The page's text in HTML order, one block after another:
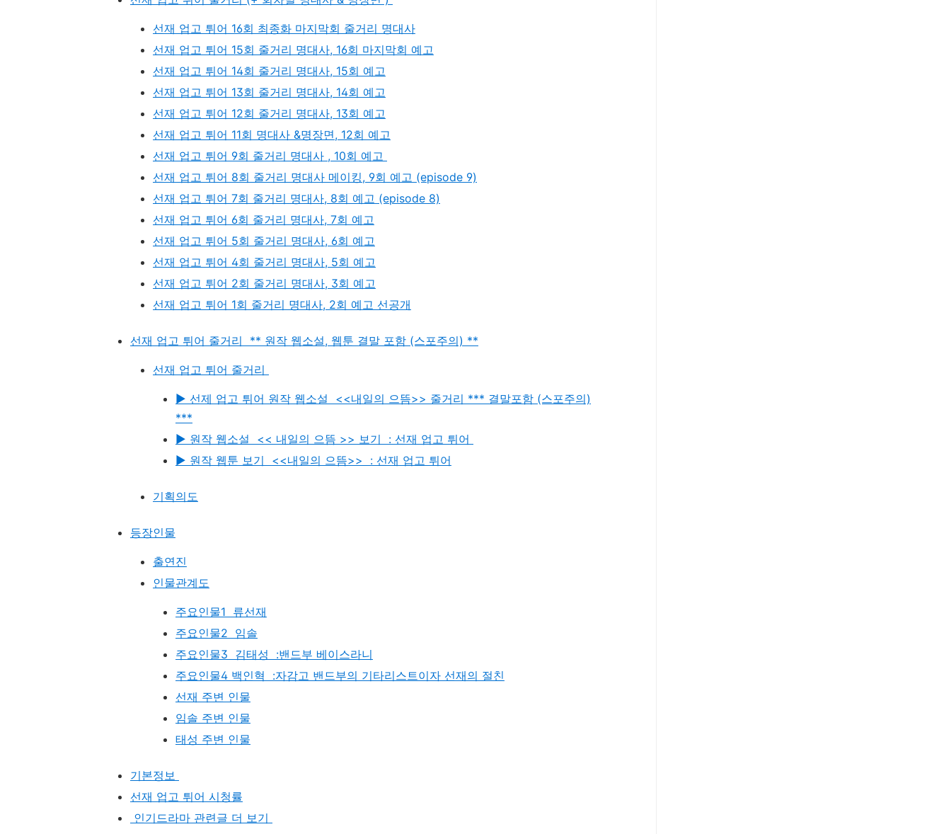
선재 업고 튀어 16회 최종화 마지막회 줄거리 명대사
선재 업고 튀어 15회 줄거리 명대사, 16회 마지막회 예고
선재 업고 튀어 14회 줄거리 명대사, 15회 예고
선재 업고 튀어 13회 줄거리 명대사, 14회 예고
선재 업고 튀어 12회 줄거리 명대사, 13회 예고
선재 업고 튀어 11회 명대사 &명장면, 12회 예고
선재 업고 튀어 9회 줄거리 명대사 , 10회 예고
선재 업고 튀어 8회 줄거리 명대사 메이킹, 9회 예고 (episode 9)
선재 업고 튀어 7회 줄거리 명대사, 8회 예고 (episode 8)
선재 업고 튀어 6회 줄거리 명대사, 7회 예고
선재 업고 튀어 5회 줄거리 명대사, 6회 예고
선재 업고 튀어 4회 줄거리 명대사, 5회 예고
선재 업고 튀어 2회 줄거리 명대사, 3회 예고
선재 업고 튀어 1회 줄거리 명대사, 2회 예고 선공개
선재 업고 튀어 줄거리 ** 원작 웹소설, 웹툰 결말 포함 (스포주의) **
선재 업고 튀어 줄거리
▶ 선제 업고 튀어 원작 웹소설 <<내일의 으뜸>> 줄거리 *** 결말포함 (스포주의)
***
▶ 원작 웹소설 << 내일의 으뜸 >> 보기 : 선재 업고 튀어
▶ 원작 웹툰 보기 <<내일의 으뜸>> : 선재 업고 튀어
기획의도
등장인물
출연진
인물관계도
주요인물1 류선재
주요인물2 임솔
주요인물3 김태성 :밴드부 베이스라니
주요인물4 백인혁 :자감고 밴드부의 기타리스트이자 선재의 절친
선재 주변 인물
임솔 주변 인물
태성 주변 인물
기본정보
선재 업고 튀어 시청률
인기드라마 관련글 더 보기